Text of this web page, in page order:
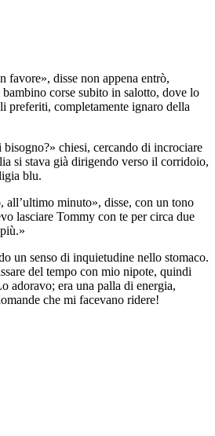
favore», disse non appena entrò,
corse subito in salotto, dove lo
preferiti, completamente ignaro della
chiesi, cercando di incrociare
si stava già dirigendo verso il corridoio,
blu.
minuto», disse, con un tono
lasciare Tommy con te per circa due
un senso di inquietudine nello stomaco.
del tempo con mio nipote, quindi
adoravo; era una palla di energia,
che mi facevano ridere!